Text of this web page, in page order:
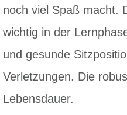
noch viel Spaß macht.
wichtig in der
und gesunde
Verletzungen. Die
Lebensdauer.